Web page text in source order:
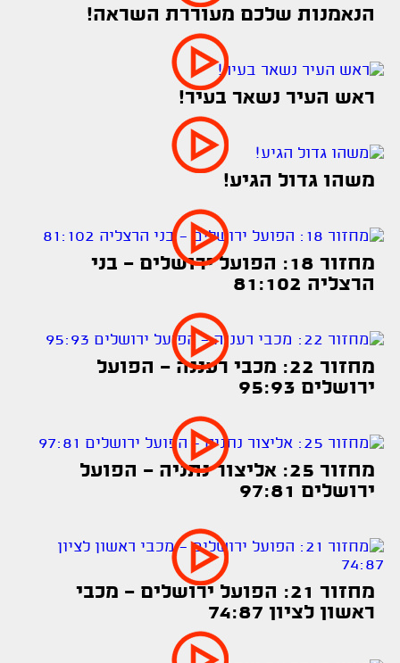
הנאמנות שלכם מעוררת השראה!
ראש העיר נשאר בעיר!
משהו גדול הגיע!
מחזור 18: הפועל ירושלים - בני
הרצליה 81:102
מחזור 22: מכבי רעננה - הפועל
ירושלים 95:93
מחזור 25: אליצור נתניה - הפועל
ירושלים 97:81
מחזור 21: הפועל ירושלים - מכבי
ראשון לציון 74:87